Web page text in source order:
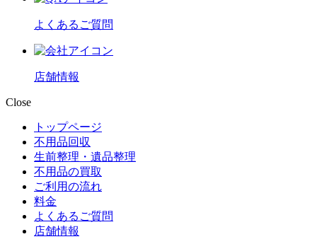
よくあるご質問
店舗情報
Close
トップページ
不用品回収
生前整理・遺品整理
不用品の買取
ご利用の流れ
料金
よくあるご質問
店舗情報